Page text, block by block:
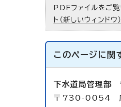
PDFファイルをご覧
ト（新しいウィンドウ）
このページに関
下水道局管理部
〒730-0054 広